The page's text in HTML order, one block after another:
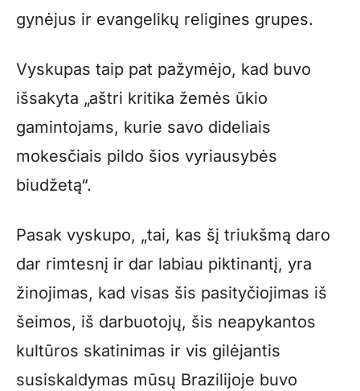
gynėjus ir evangelikų religines grupes.
Vyskupas taip pat pažymėjo, kad buvo
išsakyta „aštri kritika žemės ūkio
gamintojams, kurie savo dideliais
mokesčiais pildo šios vyriausybės
biudžetą“.
Pasak vyskupo, „tai, kas šį triukšmą daro
dar rimtesnį ir dar labiau piktinantį, yra
žinojimas, kad visas šis pasityčiojimas iš
šeimos, iš darbuotojų, šis neapykantos
kultūros skatinimas ir vis gilėjantis
susiskaldymas mūsų Brazilijoje buvo